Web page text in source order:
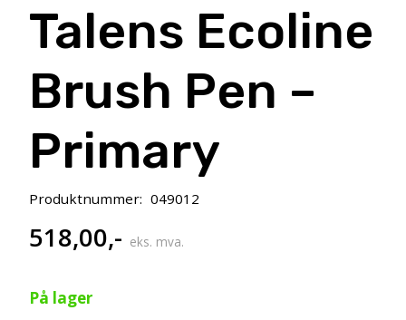
Talens Ecoline
Brush Pen –
Primary
Produktnummer: 049012
518,00,- eks. mva.
På lager